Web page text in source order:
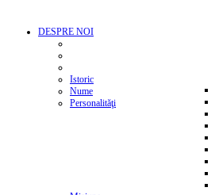
DESPRE NOI
Istoric
Nume
Personalităţi